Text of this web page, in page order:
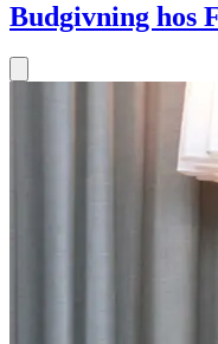
Budgivning hos